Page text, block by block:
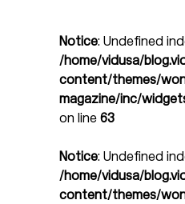
Notice: Undefined
/home/vidusa/
content/themes/
magazine/inc/
on line 63
Notice: Undefined
/home/vidusa/
content/themes/